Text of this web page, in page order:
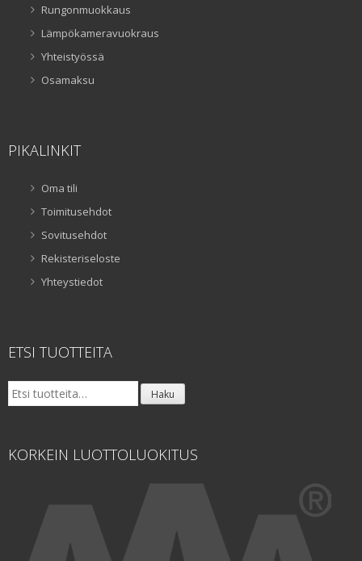
Rungonmuokkaus
Lämpökameravuokraus
Yhteistyössä
Osamaksu
PIKALINKIT
Oma tili
Toimitusehdot
Sovitusehdot
Rekisteriseloste
Yhteystiedot
ETSI TUOTTEITA
Etsi: Haku
KORKEIN LUOTTOLUOKITUS